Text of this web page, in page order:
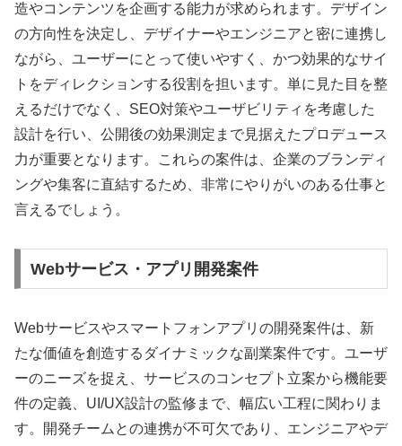
造やコンテンツを企画する能力が求められます。デザイン
の方向性を決定し、デザイナーやエンジニアと密に連携し
ながら、ユーザーにとって使いやすく、かつ効果的なサイ
トをディレクションする役割を担います。単に見た目を整
えるだけでなく、SEO対策やユーザビリティを考慮した
設計を行い、公開後の効果測定まで見据えたプロデュース
力が重要となります。これらの案件は、企業のブランディ
ングや集客に直結するため、非常にやりがいのある仕事と
言えるでしょう。
Webサービス・アプリ開発案件
Webサービスやスマートフォンアプリの開発案件は、新
たな価値を創造するダイナミックな副業案件です。ユーザ
ーのニーズを捉え、サービスのコンセプト立案から機能要
件の定義、UI/UX設計の監修まで、幅広い工程に関わりま
す。開発チームとの連携が不可欠であり、エンジニアやデ